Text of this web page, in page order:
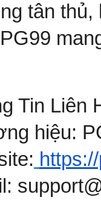
tân thủ,
Tin Liên
hiệu: